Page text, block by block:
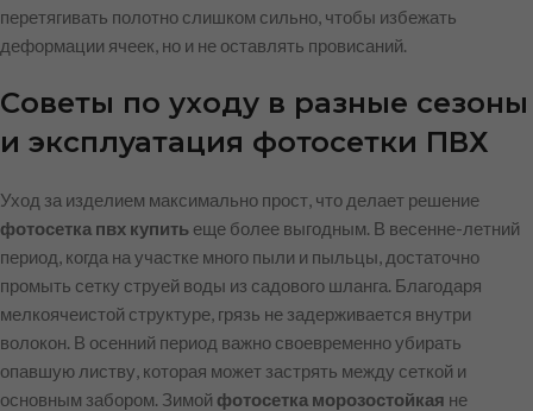
перетягивать полотно слишком сильно, чтобы избежать
деформации ячеек, но и не оставлять провисаний.
Советы по уходу в разные сезоны
и эксплуатация фотосетки ПВХ
Уход за изделием максимально прост, что делает решение
фотосетка пвх купить еще более выгодным. В весенне-летний
период, когда на участке много пыли и пыльцы, достаточно
промыть сетку струей воды из садового шланга. Благодаря
мелкоячеистой структуре, грязь не задерживается внутри
волокон. В осенний период важно своевременно убирать
опавшую листву, которая может застрять между сеткой и
основным забором. Зимой фотосетка морозостойкая не